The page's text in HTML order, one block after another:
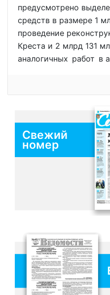
предусмотрено
средств в размере 1
проведение
Креста и 2 млрд 131
аналогичных работ в
Свежий
номер